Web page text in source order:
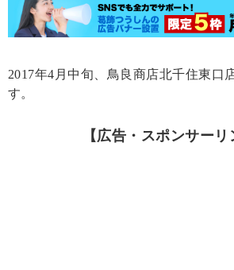
2017年4月中旬、鳥良商店北千住東口
す。
【広告・スポンサーリ